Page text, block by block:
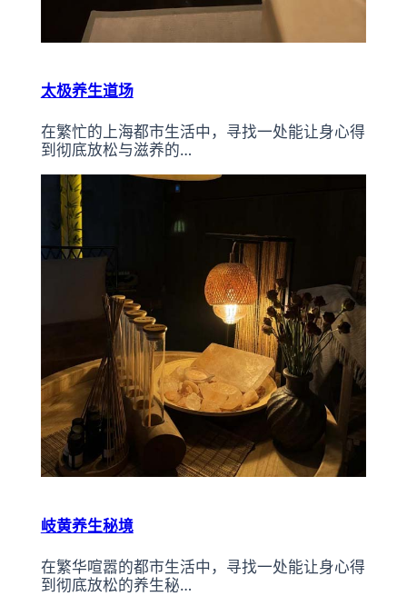
太极养生道场
在繁忙的上海都市生活中，寻找一处能让身心得
到彻底放松与滋养的…
岐黄养生秘境
在繁华喧嚣的都市生活中，寻找一处能让身心得
到彻底放松的养生秘…